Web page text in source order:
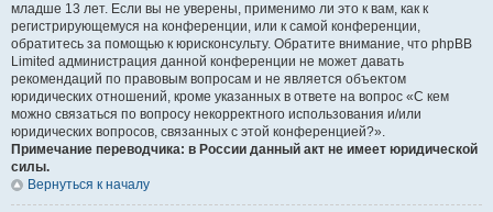
младше 13 лет. Если вы не уверены, применимо ли это к вам, как к
регистрирующемуся на конференции, или к самой конференции,
обратитесь за помощью к юрисконсульту. Обратите внимание, что phpBB
Limited администрация данной конференции не может давать
рекомендаций по правовым вопросам и не является объектом
юридических отношений, кроме указанных в ответе на вопрос «С кем
можно связаться по вопросу некорректного использования и/или
юридических вопросов, связанных с этой конференцией?».
Примечание переводчика: в России данный акт не имеет юридической
силы.
Вернуться к началу